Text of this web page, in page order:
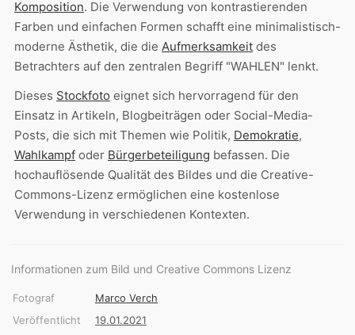
Komposition. Die Verwendung von kontrastierenden
Farben und einfachen Formen schafft eine minimalistisch-
moderne Ästhetik, die die Aufmerksamkeit des
Betrachters auf den zentralen Begriff "WAHLEN" lenkt.
Dieses Stockfoto eignet sich hervorragend für den
Einsatz in Artikeln, Blogbeiträgen oder Social-Media-
Posts, die sich mit Themen wie Politik, Demokratie,
Wahlkampf oder Bürgerbeteiligung befassen. Die
hochauflösende Qualität des Bildes und die Creative-
Commons-Lizenz ermöglichen eine kostenlose
Verwendung in verschiedenen Kontexten.
Informationen zum Bild und Creative Commons Lizenz
Fotograf
Marco Verch
Veröffentlicht
19.01.2021